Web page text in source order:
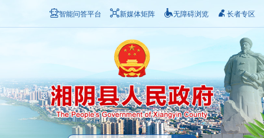
智能问答平台 新媒体矩阵 无障碍浏览 长者专区